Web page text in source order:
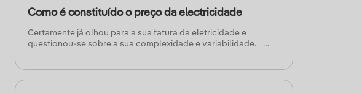
Como é constituído o preço da electricidade
Certamente já olhou para a sua fatura da eletricidade e
questionou-se sobre a sua complexidade e variabilidade.